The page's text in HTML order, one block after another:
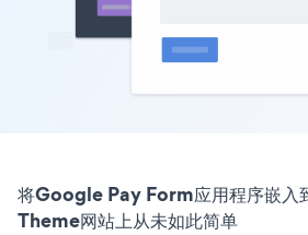
将Google Pay Form应用程序嵌
Theme网站上从未如此简单